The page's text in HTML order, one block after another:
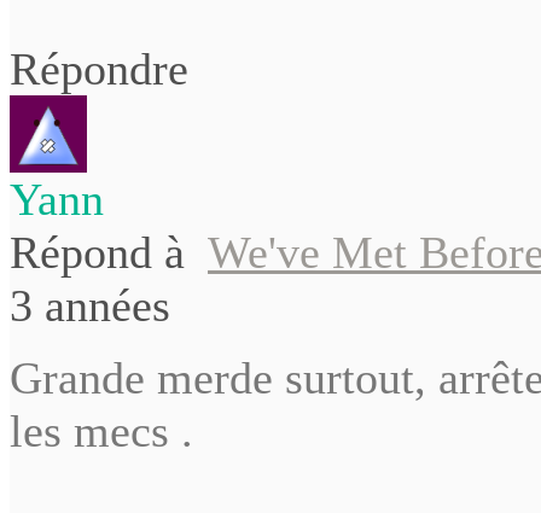
Répondre
Yann
Répond à We've Met
3 années
Grande merde surtout,
les mecs .